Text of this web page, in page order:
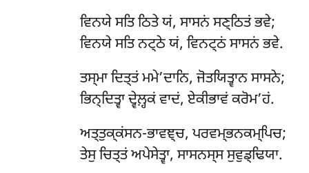
ਵਿਨਯੇ ਸਤਿ ਠਿਤੇ ਯਂ, ਸਾਸਨਂ ਸਣ੍ਠਿਤਂ ਭਵੇ;
ਵਿਨਯੇ ਸਤਿ ਨਟ੍ਠੇ ਯਂ, ਵਿਨਟ੍ਠਂ ਸਾਸਨਂ ਭਵੇ.
ਤਸ੍ਮਾ ਦਿਤ੍ਤਂ ਮਮੇ’ਦਾਨਿ, ਜੋਤਯਿਤ੍ਵਾਨ ਸਾਸਨੇ;
ਭਿਨ੍ਦਿਤ੍ਵਾ ਦ੍ਵੇਲ਼੍ਹਕਂ ਵਾਦਂ, ਏਕੀਭਾਵਂ ਕਰੋਮ’ਹਂ.
ਅਤ੍ਤੁਕ੍ਕਂਸਨ-ਭਾਵਞ੍ਚ, ਪਰਵਮ੍ਭਨਕਮ੍ਪਿਚ;
ਤੇਸੁ ਚਿਤ੍ਤਂ ਅਪੇਸੇਤ੍ਵਾ, ਸਾਸਨਸ੍ਸ ਸੁਵੁਡ੍ਢਿਯਾ.